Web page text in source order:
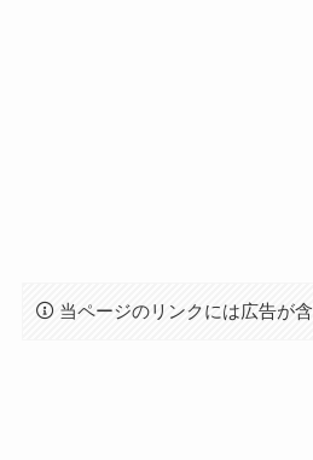
当ページのリンクには広告が含